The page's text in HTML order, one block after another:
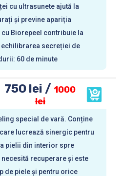
cu ultrasunete ajută la
și previne apariția
Biorepeel contribuie la
secreției de
60 de minute
750 lei /1000
lei
special de vară. Conține
lucrează sinergic pentru
pielii din interior spre
recuperare și este
de piele și pentru orice